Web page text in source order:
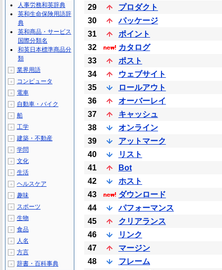
29
プロダクト
30
パッケージ
31
ポイント
32
カタログ
33
ポスト
34
ウェブサイト
35
ロールアウト
36
オーバーレイ
37
キャッシュ
38
オンライン
39
アットマーク
40
リスト
41
Bot
42
ホスト
43
ダウンロード
44
パフォーマンス
45
クリアランス
46
リンク
47
マージン
48
フレーム
人事労務和英辞典
英和生命保険用語辞
典
英和商品・サービス
国際分類名
和英日本標準商品分
類
＋ 業界用語
＋ コンピュータ
＋ 電車
＋ 自動車・バイク
＋ 船
＋ 工学
＋ 建築・不動産
＋ 学問
＋ 文化
＋ 生活
＋ ヘルスケア
＋ 趣味
＋ スポーツ
＋ 生物
＋ 食品
＋ 人名
＋ 方言
＋ 辞書・百科事典